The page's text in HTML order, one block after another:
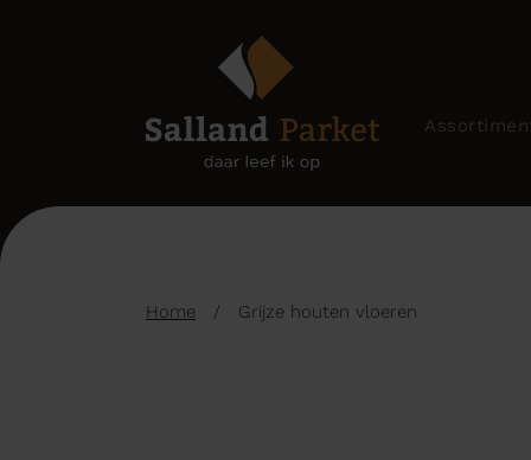
Home / Grijze houten vloeren